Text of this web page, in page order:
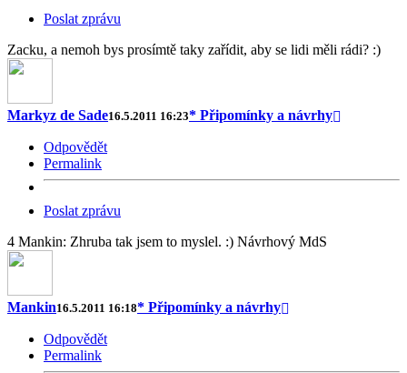
Poslat zprávu
Zacku, a nemoh bys prosímtě taky zařídit, aby se lidi měli rádi? :)
Markyz de Sade16.5.2011 16:23* Připomínky a návrhy
Odpovědět
Permalink
Poslat zprávu
4 Mankin: Zhruba tak jsem to myslel. :) Návrhový MdS
Mankin16.5.2011 16:18* Připomínky a návrhy
Odpovědět
Permalink